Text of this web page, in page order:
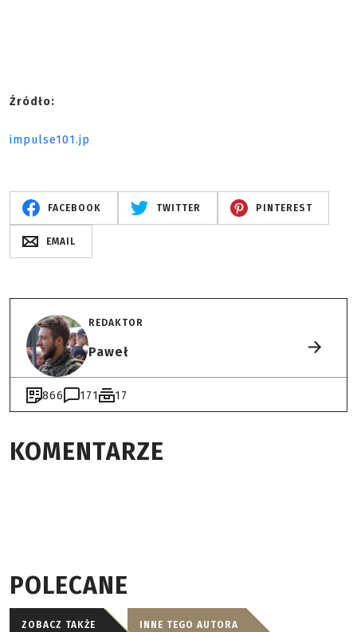
Źródło:
impulse101.jp
FACEBOOK TWITTER PINTEREST
EMAIL
REDAKTOR
Paweł
866 171 17
KOMENTARZE
POLECANE
ZOBACZ TAKŻE INNE TEGO AUTORA